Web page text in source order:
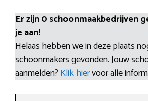
Er zijn 0 schoonmaakbedrijven
je aan!
Helaas hebben we in deze plaats
schoonmakers gevonden. Jouw
aanmelden? Klik hiervoor alle